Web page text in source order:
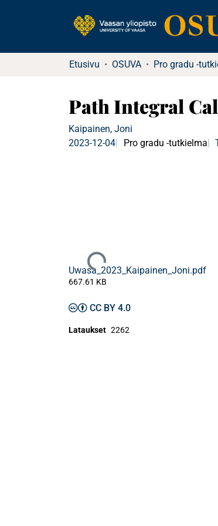
Etusivu OSUVA
Path Integral
Kaipainen, Joni
2023-12-04
Pro gradu -tutkielma
Ladataan...
Uwasa_2023_Kaipainen_Joni.pdf
667.61 KB
CC BY 4.0
Lataukset 2262